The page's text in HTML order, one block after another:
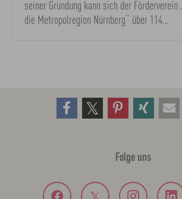
seiner Gründung kann sich der
die Metropolregion Nürnberg“ über 114…
Folge uns